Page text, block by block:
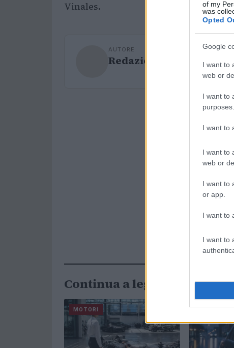
of my
was
Opted
Google
I want to
web or
I want to
purposes.
I want to
I want to
web or
I want to
or app.
I want to
I want to
Vinales.
AUTORE
Redazione Sport
Continua a leggere
MOTORI MOTORI